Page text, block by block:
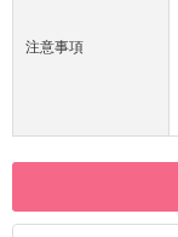
注意事項